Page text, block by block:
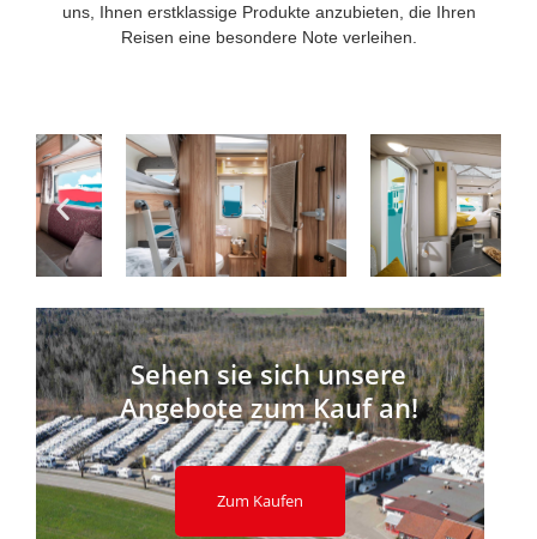
uns, Ihnen erstklassige Produkte anzubieten, die Ihren
Reisen eine besondere Note verleihen.
Sehen sie sich unsere
Angebote zum Kauf an!
Zum Kaufen